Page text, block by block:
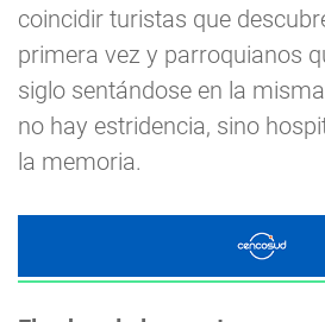
coincidir turistas que
primera vez y parroquianos
siglo sentándose en la
no hay estridencia, sino
la memoria.